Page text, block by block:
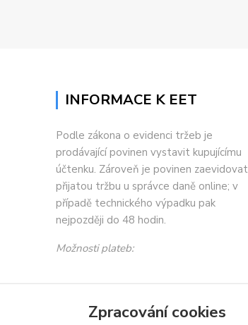
INFORMACE K EET
Podle zákona o evidenci tržeb je
prodávající povinen vystavit kupujícímu
účtenku. Zároveň je povinen zaevidovat
přijatou tržbu u správce daně online; v
případě technického výpadku pak
nejpozději do 48 hodin.
Možnosti plateb:
Zpracování cookies